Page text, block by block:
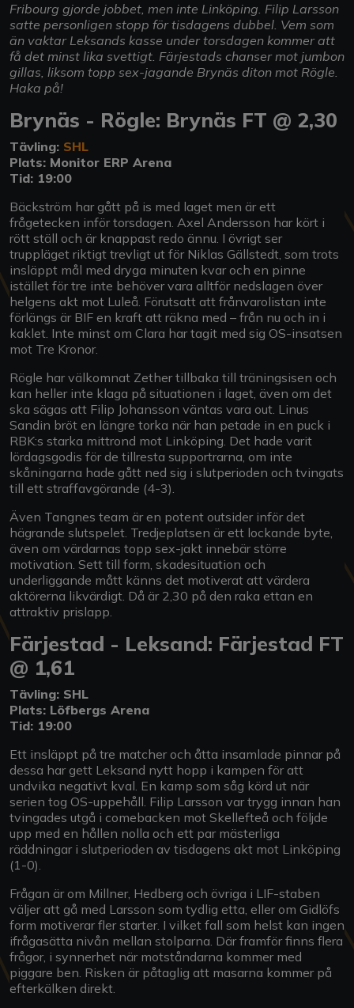
Fribourg gjorde jobbet, men inte Linköping. Filip Larsson
satte personligen stopp för tisdagens dubbel. Vem som
än vaktar Leksands kasse under torsdagen kommer att
få det minst lika svettigt. Färjestads chanser mot jumbon
gillas, liksom topp sex-jagande Brynäs diton mot Rögle.
Haka på!
Brynäs - Rögle: Brynäs FT @ 2,30
Tävling: SHL
Plats: Monitor ERP Arena
Tid: 19:00
Bäckström har gått på is med laget men är ett
frågetecken inför torsdagen. Axel Andersson har kört i
rött ställ och är knappast redo ännu. I övrigt ser
truppläget riktigt trevligt ut för Niklas Gällstedt, som trots
insläppt mål med dryga minuten kvar och en pinne
istället för tre inte behöver vara alltför nedslagen över
helgens akt mot Luleå. Förutsatt att frånvarolistan inte
förlängs är BIF en kraft att räkna med – från nu och in i
kaklet. Inte minst om Clara har tagit med sig OS-insatsen
mot Tre Kronor.
Rögle har välkomnat Zether tillbaka till träningsisen och
kan heller inte klaga på situationen i laget, även om det
ska sägas att Filip Johansson väntas vara out. Linus
Sandin bröt en längre torka när han petade in en puck i
RBK:s starka mittrond mot Linköping. Det hade varit
lördagsgodis för de tillresta supportrarna, om inte
skåningarna hade gått ned sig i slutperioden och tvingats
till ett straffavgörande (4-3).
Även Tangnes team är en potent outsider inför det
hägrande slutspelet. Tredjeplatsen är ett lockande byte,
även om värdarnas topp sex-jakt innebär större
motivation. Sett till form, skadesituation och
underliggande mått känns det motiverat att värdera
aktörerna likvärdigt. Då är 2,30 på den raka ettan en
attraktiv prislapp.
Färjestad - Leksand: Färjestad FT
@ 1,61
Tävling: SHL
Plats: Löfbergs Arena
Tid: 19:00
Ett insläppt på tre matcher och åtta insamlade pinnar på
dessa har gett Leksand nytt hopp i kampen för att
undvika negativt kval. En kamp som såg körd ut när
serien tog OS-uppehåll. Filip Larsson var trygg innan han
tvingades utgå i comebacken mot Skellefteå och följde
upp med en hållen nolla och ett par mästerliga
räddningar i slutperioden av tisdagens akt mot Linköping
(1-0).
Frågan är om Millner, Hedberg och övriga i LIF-staben
väljer att gå med Larsson som tydlig etta, eller om Gidlöfs
form motiverar fler starter. I vilket fall som helst kan ingen
ifrågasätta nivån mellan stolparna. Där framför finns flera
frågor, i synnerhet när motståndarna kommer med
piggare ben. Risken är påtaglig att masarna kommer på
efterkälken direkt.